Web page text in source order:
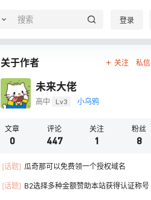
登录
关于作者 关注 私信
未来大佬
高中 Lv3 小乌鸦
文章
0
评论
447
关注
1
粉丝
8
[话题] 瓜奇那可以免费领一个授权域名
[话题] B2选择多种金额赞助本站获得认证称号